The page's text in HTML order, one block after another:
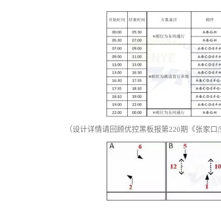
（设计详情请回顾优控黑板报第220期《张家